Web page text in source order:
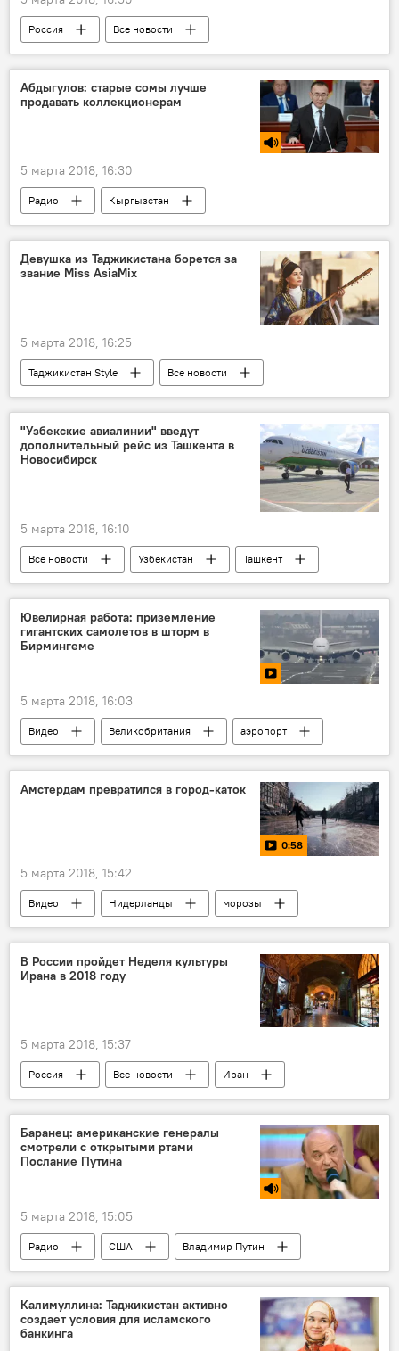
Россия
Все новости
Владимир Путин
терроризм
Абдыгулов: старые сомы лучше
продавать коллекционерам
5 марта 2018, 16:30
Радио
Кыргызстан
Толкунбек Абдыгулов
сомы
Нацбанк Таджикистана
монета
Девушка из Таджикистана борется за
звание Miss AsiaMix
5 марта 2018, 16:25
Таджикистан Style
Все новости
конкурс
таджичка
Истории успешных таджиков
Таджикистан
"Узбекские авиалинии" введут
дополнительный рейс из Ташкента в
Новосибирск
5 марта 2018, 16:10
Все новости Узбекистан
Ташкент
Центральная Азия
Транспорт
Ювелирная работа: приземление
гигантских самолетов в шторм в
Бирмингеме
5 марта 2018, 16:03
Видео Великобритания
аэропорт
температура
шторм
океан
Транспорт
Амстердам превратился в город-каток
0:58
5 марта 2018, 15:42
Видео Нидерланды морозы
В России пройдет Неделя культуры
Ирана в 2018 году
5 марта 2018, 15:37
Россия Все новости
Иран
Москва
Тегеран Грозный
Баранец: американские генералы
смотрели с открытыми ртами
Послание Путина
5 марта 2018, 15:05
Радио США
Владимир Путин
НАТО
послание
Армия и вооружение
Россия
война
Калимуллина: Таджикистан активно
создает условия для исламского
банкинга